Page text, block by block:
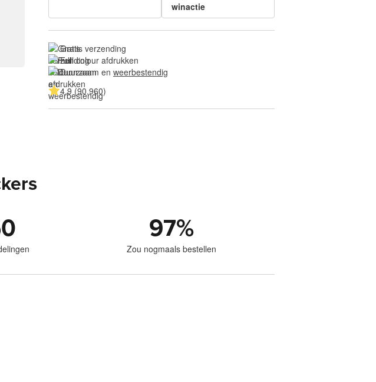
winactie
Gratis verzending
Full colour afdrukken
Duurzaam en weerbestendig
4.9 (90.960)
97%
Zou nogmaals bestellen